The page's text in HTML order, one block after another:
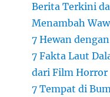
Berita Terkini
Menambah
7 Hewan
7 Fakta Laut
dari Film Horror
7 Tempat di